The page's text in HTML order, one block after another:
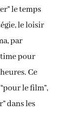
le temps
le loisir
par
pour
.Ce
le film”,
dans les